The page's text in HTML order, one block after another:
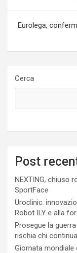
Eurolega,
Cerca
Post
NEXTING, chiuso
SportFace
Uroclinic:
Robot ILY e alla
Prosegue la
rischia chi
Giornata mondiale